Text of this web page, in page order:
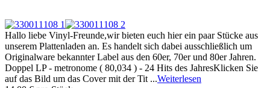
Hallo liebe Vinyl-Freunde,wir bieten euch hier ein paar Stücke aus
unserem Plattenladen an. Es handelt sich dabei ausschließlich um
Originalware bekannter Label aus den 60er, 70er und 80er Jahren.
Doppel LP - metronome ( 80,034 ) - 24 Hits des JahresKlicken Sie
auf das Bild um das Cover mit der Tit ...Weiterlesen